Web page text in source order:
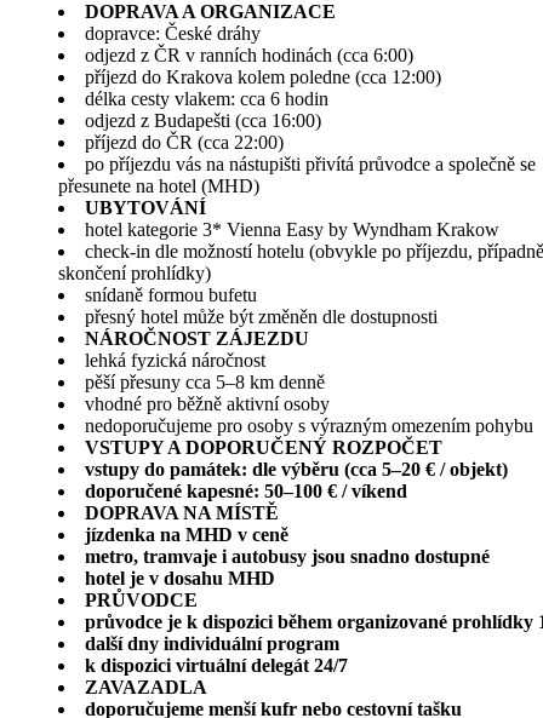
DOPRAVA A ORGANIZACE
dopravce: České dráhy
odjezd z ČR v ranních hodinách (cca 6:00)
příjezd do Krakova kolem poledne (cca 12:00)
délka cesty vlakem: cca 6 hodin
odjezd z Budapešti (cca 16:00)
příjezd do ČR (cca 22:00)
po příjezdu vás na nástupišti přivítá průvodce a společně se
přesunete na hotel (MHD)
UBYTOVÁNÍ
hotel kategorie 3* Vienna Easy by Wyndham Krakow
check-in dle možností hotelu (obvykle po příjezdu,
skončení prohlídky)
snídaně formou bufetu
přesný hotel může být změněn dle dostupnosti
NÁROČNOST ZÁJEZDU
lehká fyzická náročnost
pěší přesuny cca 5–8 km denně
vhodné pro běžně aktivní osoby
nedoporučujeme pro osoby s výrazným omezením pohybu
VSTUPY A DOPORUČENÝ ROZPOČET
vstupy do památek: dle výběru (cca 5–20 € / objekt)
doporučené kapesné: 50–100 € / víkend
DOPRAVA NA MÍSTĚ
jízdenka na MHD v ceně
metro, tramvaje i autobusy jsou snadno dostupné
hotel je v dosahu MHD
PRŮVODCE
průvodce je k dispozici během organizované prohlídky
další dny individuální program
k dispozici virtuální delegát 24/7
ZAVAZADLA
doporučujeme menší kufr nebo cestovní tašku